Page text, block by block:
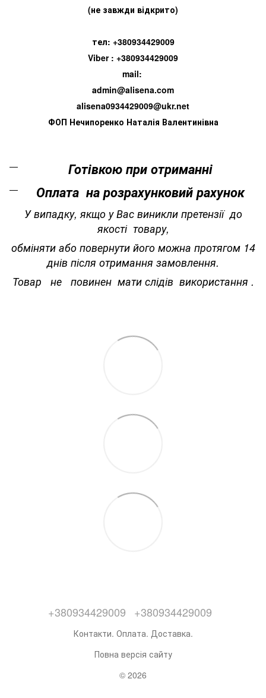
(не завжди відкрито)
тел: +380934429009
Viber : +380934429009
mail:
admin@alisena.com
alisena0934429009@ukr.net
ФОП Нечипоренко Наталія Валентинівна
Готівкою при отриманні
Оплата на розрахунковий рахунок
У випадку, якщо у Вас виникли претензії до
якості товару,
обміняти або повернути його можна протягом 14
днів після отримання замовлення.
Товар не повинен мати слідів використання .
+380934429009 +380934429009
Контакти. Оплата. Доставка.
Повна версія сайту
© 2026